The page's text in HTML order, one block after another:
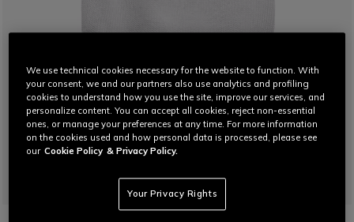
We use technical cookies necessary for the website to function. With
your consent, we and our partners also use analytics and profiling
cookies to understand how you use the site, improve our services, and
personalize content. You can accept all cookies, reject non-essential
ones, or manage your preferences at any time. For more information
on the cookies used and how personal data is processed, please see
our Cookie Policy & Privacy Policy.
Your Privacy Rights